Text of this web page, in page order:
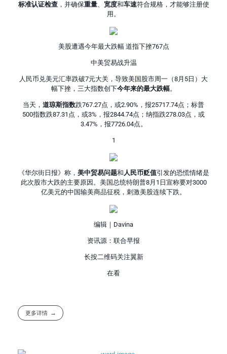
标准认证检查，并确保重量、 宽度和车速符合规格，才能够注册使
用。
美股遭遇今年最大跌幅 道指下挫767点
中美贸易战升温
人民币兑美元汇率跌破7元大关，导致美国股市周一（8月5日）大
幅下挫，三大指数创下今年来的最大跌幅。
当天， 道琼斯指数跌767.27点，或2.90%，报25717.74点；标普
500指数跌87.31点，或3%，报2844.74点；纳指跌278.03点，或
3.47%，报7726.04点。
1
《华尔街日报》称， 美中贸易问题和人民币贬值引发的恐慌情绪是
此次股市大跌的主要原因。美国总统特朗普8月1日宣称要对3000
亿美元的中国输美商品征税，刺激美股连续下跌。
编辑｜Davina
资讯源：联合早报
长按二维码关注翼新
在看
更多详情